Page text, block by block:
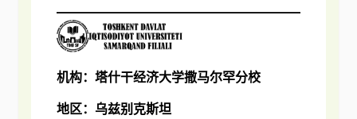
机构：塔什干经济大学撒马尔罕分校
地区：乌兹别克斯坦